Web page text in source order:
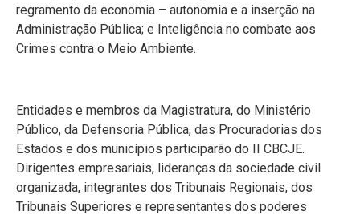
regramento da economia – autonomia e a inserção na
Administração Pública; e Inteligência no combate aos
Crimes contra o Meio Ambiente.
Entidades e membros da Magistratura, do Ministério
Público, da Defensoria Pública, das Procuradorias dos
Estados e dos municípios participarão do II CBCJE.
Dirigentes empresariais, lideranças da sociedade civil
organizada, integrantes dos Tribunais Regionais, dos
Tribunais Superiores e representantes dos poderes